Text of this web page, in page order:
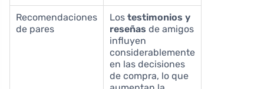
Recomendaciones
de pares
Los testimonios y
reseñas de amigos
influyen
considerablemente
en las decisiones
de compra, lo que